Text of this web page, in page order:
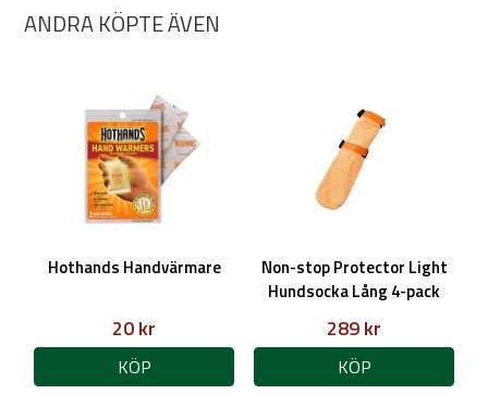
ANDRA KÖPTE ÄVEN
Hothands Handvärmare
20 kr
KÖP
Non-stop Protector Light
Hundsocka Lång 4-pack
289 kr
KÖP